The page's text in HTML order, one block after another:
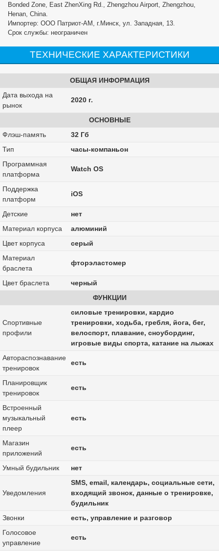
Bonded Zone, East ZhenXing Rd., Zhengzhou Airport, Zhengzhou,
Henan, China.
Импортер: ООО Патриот-АМ, г.Минск, ул. Западная, 13.
Срок службы: неограничен
ТЕХНИЧЕСКИЕ ХАРАКТЕРИСТИКИ
ОБЩАЯ ИНФОРМАЦИЯ
Дата выхода на
рынок
2020 г.
ОСНОВНЫЕ
Флэш-память
32 Гб
Тип
часы-компаньон
Программная
платформа
Watch OS
Поддержка
платформ
iOS
Детские
нет
Материал корпуса
алюминий
Цвет корпуса
серый
Материал
браслета
фторэластомер
Цвет браслета
черный
ФУНКЦИИ
Спортивные
профили
силовые тренировки, кардио
тренировки, xодьба, гребля, йога, бег,
велоспорт, плавание, сноубординг,
игровые виды спорта, катание на лыжах
Автораспознавание
тренировок
есть
Планировщик
тренировок
есть
Встроенный
музыкальный
плеер
есть
Магазин
приложений
есть
Умный будильник нет
Уведомления
SMS, email, календарь, социальные сети,
входящий звонок, данные о тренировке,
будильник
Звонки
есть, управление и разговор
Голосовое
управление
есть